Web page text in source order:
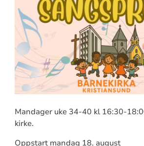
Mandager uke 34-40 kl 16:30-
kirke.
Oppstart mandag 18. august